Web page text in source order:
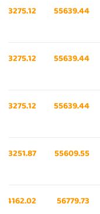
55639.44
43275.12
55639.44
43275.12
55639.44
43275.12
55609.55
43251.87
56779.73
44162.02